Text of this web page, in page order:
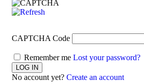
CAPTCHA Code
Remember me Lost your password?
No account yet? Create an account